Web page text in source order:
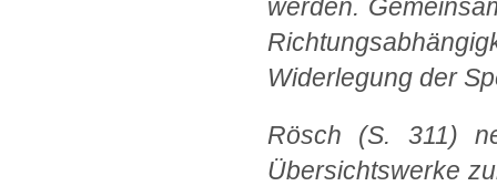
werden.
Widerlegung der
Rösch (S. 311)
Übersichtswerke